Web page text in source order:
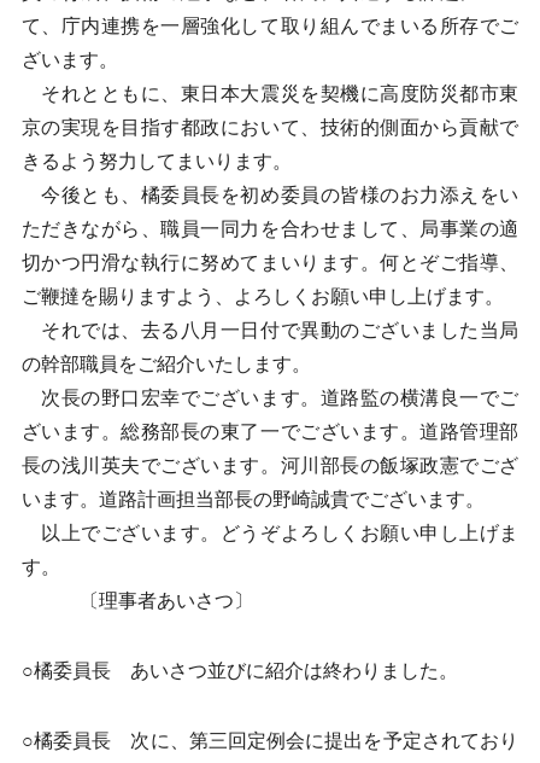
て、庁内連携を一層強化して取り組んでまいる所存でご
ざいます。
それとともに、東日本大震災を契機に高度防災都市東
京の実現を目指す都政において、技術的側面から貢献で
きるよう努力してまいります。
今後とも、橘委員長を初め委員の皆様のお力添えをい
ただきながら、職員一同力を合わせまして、局事業の適
切かつ円滑な執行に努めてまいります。何とぞご指導、
ご鞭撻を賜りますよう、よろしくお願い申し上げます。
それでは、去る八月一日付で異動のございました当局
の幹部職員をご紹介いたします。
次長の野口宏幸でございます。道路監の横溝良一でご
ざいます。総務部長の東了一でございます。道路管理部
長の浅川英夫でございます。河川部長の飯塚政憲でござ
います。道路計画担当部長の野崎誠貴でございます。
以上でございます。どうぞよろしくお願い申し上げま
す。
〔理事者あいさつ〕
○橘委員長 あいさつ並びに紹介は終わりました。
○橘委員長 次に、第三回定例会に提出を予定されており